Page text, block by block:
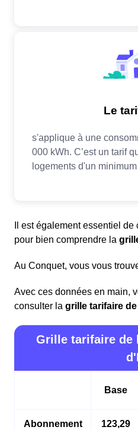
Il est également essentiel de
pour bien comprendre la
Au Conquet, vous vous
Avec ces données en main,
consulter la grille tarifaire
Grille tarifaire de
Base
Abonnement
123,29